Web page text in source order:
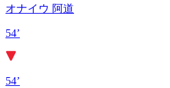
オナイウ 阿道
54’
54’